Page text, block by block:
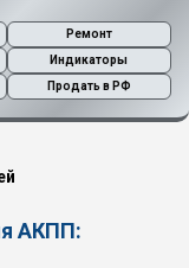
Ремонт
Индикаторы
Продать в РФ
АКПП: